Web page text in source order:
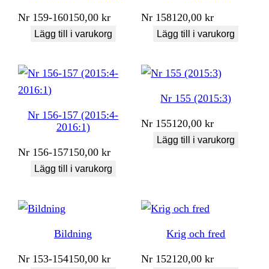
Nr 159-160150,00kr
Lägg till i varukorg
Nr 158120,00kr
Lägg till i varukorg
Nr 156-157 (2015:4-
2016:1)
Nr 156-157150,00kr
Lägg till i varukorg
Nr 155 (2015:3)
Nr 155120,00kr
Lägg till i varukorg
Bildning
Nr 153-154150,00kr
Krig och fred
Nr 152120,00kr